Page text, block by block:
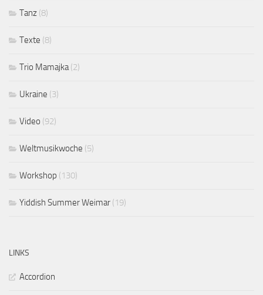
Tanz (8)
Texte (8)
Trio Mamajka(2)
Ukraine (3)
Video (92)
Weltmusikwoche (5)
Workshop (130)
Yiddish Summer Weimar (19)
LINKS
Accordion